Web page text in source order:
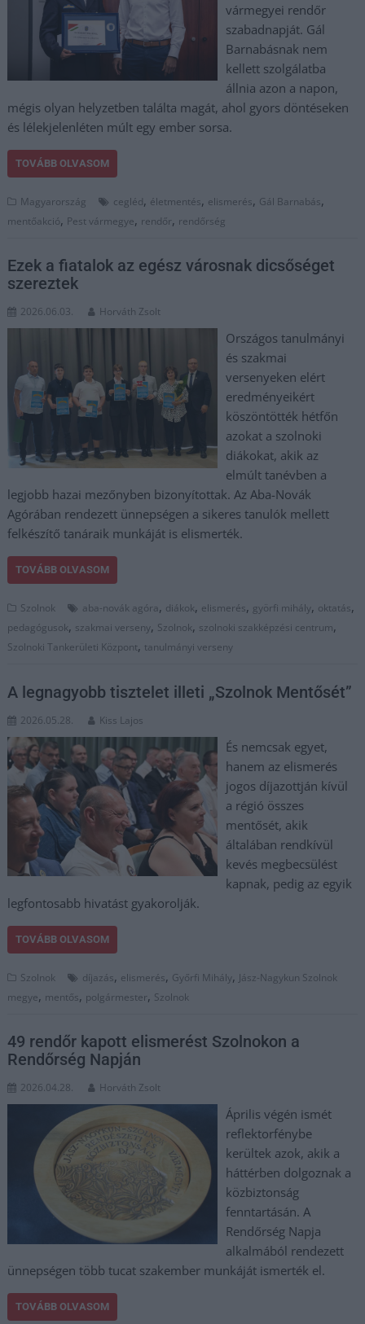
vármegyei rendőr
szabadnapját. Gál
Barnabásnak nem
kellett szolgálatba
állnia azon a napon,
mégis olyan helyzetben találta magát, ahol gyors döntéseken
és lélekjelenléten múlt egy ember sorsa.
TOVÁBB OLVASOM
Magyarország cegléd, életmentés, elismerés, Gál Barnabás,
mentőakció, Pest vármegye, rendőr, rendőrség
Ezek a fiatalok az egész városnak dicsőséget
szereztek
2026.06.03. Horváth Zsolt
Országos tanulmányi
és szakmai
versenyeken elért
eredményeikért
köszöntötték hétfőn
azokat a szolnoki
diákokat, akik az
elmúlt tanévben a
legjobb hazai mezőnyben bizonyítottak. Az Aba-Novák
Agórában rendezett ünnepségen a sikeres tanulók mellett
felkészítő tanáraik munkáját is elismerték.
TOVÁBB OLVASOM
Szolnok aba-novák agóra, diákok, elismerés, györfi mihály, oktatás,
pedagógusok, szakmai verseny, Szolnok, szolnoki szakképzési centrum,
Szolnoki Tankerületi Központ, tanulmányi verseny
A legnagyobb tisztelet illeti „Szolnok Mentősét”
2026.05.28. Kiss Lajos
És nemcsak egyet,
hanem az elismerés
jogos díjazottján kívül
a régió összes
mentősét, akik
általában rendkívül
kevés megbecsülést
kapnak, pedig az egyik
legfontosabb hivatást gyakorolják.
TOVÁBB OLVASOM
Szolnok díjazás, elismerés, Győrfi Mihály, Jász-Nagykun Szolnok
megye, mentős, polgármester, Szolnok
49 rendőr kapott elismerést Szolnokon a
Rendőrség Napján
2026.04.28. Horváth Zsolt
Április végén ismét
reflektorfénybe
kerültek azok, akik a
háttérben dolgoznak a
közbiztonság
fenntartásán. A
Rendőrség Napja
alkalmából rendezett
ünnepségen több tucat szakember munkáját ismerték el.
TOVÁBB OLVASOM